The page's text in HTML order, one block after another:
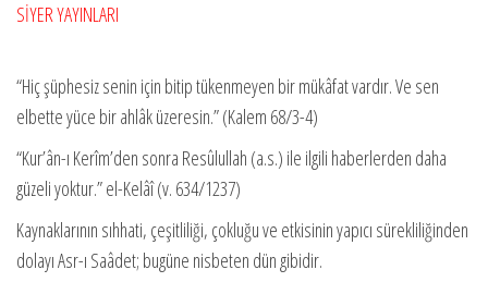
SİYER YAYINLARI
“Hiç şüphesiz senin için bitip tükenmeyen bir mükâfat vardır. Ve sen
elbette yüce bir ahlâk üzeresin.” (Kalem 68/3-4)
“Kur’ân-ı Kerîm’den sonra Resûlullah (a.s.) ile ilgili haberlerden daha
güzeli yoktur.” el-Kelâî (v. 634/1237)
Kaynaklarının sıhhati, çeşitliliği, çokluğu ve etkisinin yapıcı sürekliliğinden
dolayı Asr-ı Saâdet; bugüne nisbeten dün gibidir.